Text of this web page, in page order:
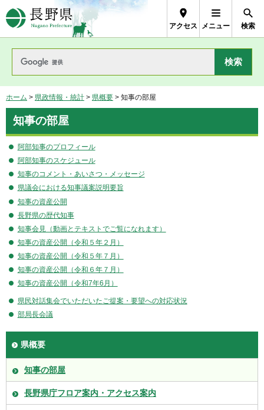
長野県Nagano Prefecture
アクセス メニュー 検索
ホーム > 県政情報・統計 > 県概要 > 知事の部屋
知事の部屋
阿部知事のプロフィール
阿部知事のスケジュール
知事のコメント・あいさつ・メッセージ
県議会における知事議案説明要旨
知事の資産公開
長野県の歴代知事
知事会見（動画とテキストでご覧になれます）
知事の資産公開（令和５年２月）
知事の資産公開（令和５年７月）
知事の資産公開（令和６年７月）
知事の資産公開（令和7年6月）
県民対話集会でいただいたご提案・要望への対応状況
部局長会議
県概要
知事の部屋
長野県庁フロア案内・アクセス案内